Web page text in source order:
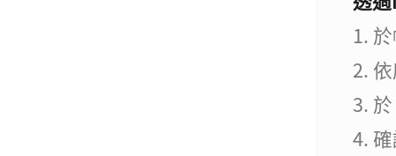
1.
2.
3. 於
4.